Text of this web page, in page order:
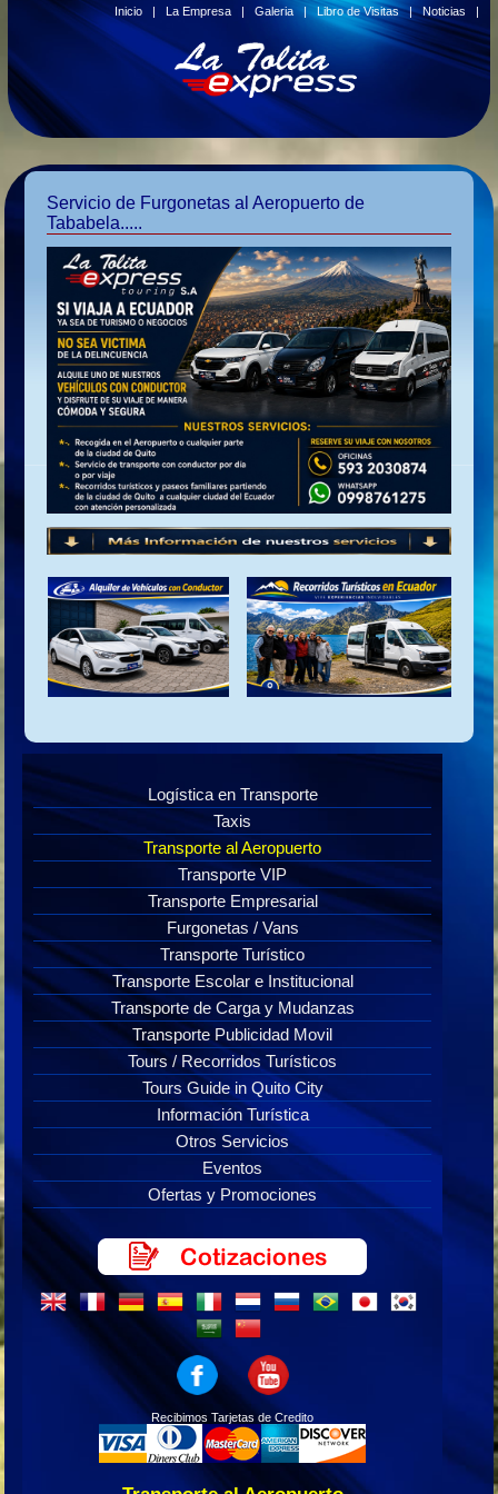
Inicio |La Empresa |Galeria |Libro de Visitas|Noticias |
Servicio de Furgonetas al Aeropuerto de
Tababela.....
Logística en Transporte
Taxis
Transporte al Aeropuerto
Transporte VIP
Transporte Empresarial
Furgonetas / Vans
Transporte Turístico
Transporte Escolar e Institucional
Transporte de Carga y Mudanzas
Transporte Publicidad Movil
Tours / Recorridos Turísticos
Tours Guide in Quito City
Información Turística
Otros Servicios
Eventos
Ofertas y Promociones
Recibimos Tarjetas de Credito